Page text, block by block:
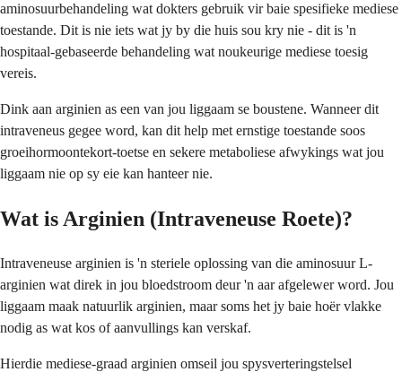
aminosuurbehandeling wat dokters gebruik vir baie spesifieke mediese
toestande. Dit is nie iets wat jy by die huis sou kry nie - dit is 'n
hospitaal-gebaseerde behandeling wat noukeurige mediese toesig
vereis.
Dink aan arginien as een van jou liggaam se boustene. Wanneer dit
intraveneus gegee word, kan dit help met ernstige toestande soos
groeihormoontekort-toetse en sekere metaboliese afwykings wat jou
liggaam nie op sy eie kan hanteer nie.
Wat is Arginien (Intraveneuse Roete)?
Intraveneuse arginien is 'n steriele oplossing van die aminosuur L-
arginien wat direk in jou bloedstroom deur 'n aar afgelewer word. Jou
liggaam maak natuurlik arginien, maar soms het jy baie hoër vlakke
nodig as wat kos of aanvullings kan verskaf.
Hierdie mediese-graad arginien omseil jou spysverteringstelsel